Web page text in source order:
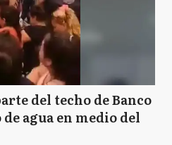
del techo de Banco
agua en medio del